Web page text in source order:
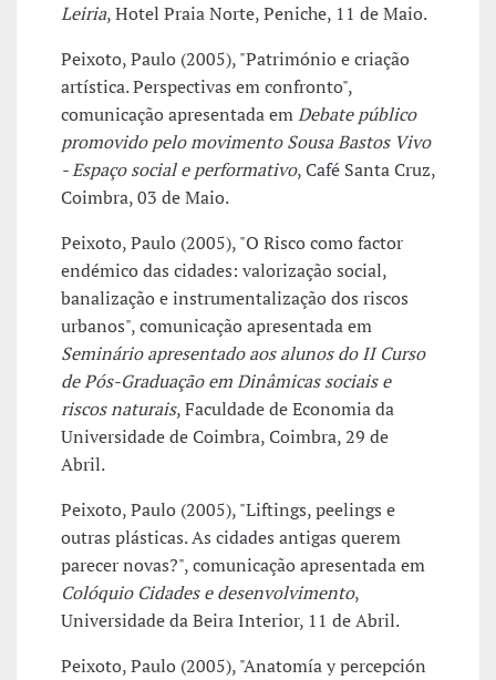
Leiria, Hotel Praia Norte, Peniche, 11 de Maio.
Peixoto, Paulo (2005), "Património e criação
artística. Perspectivas em confronto",
comunicação apresentada emDebate público
promovido pelo movimento Sousa Bastos Vivo
- Espaço social e performativo, Café Santa Cruz,
Coimbra, 03 de Maio.
Peixoto, Paulo (2005), "O Risco como factor
endémico das cidades: valorização social,
banalização e instrumentalização dos riscos
urbanos", comunicação apresentada em
Seminário apresentado aos alunos do II Curso
de Pós-Graduação em Dinâmicas sociais e
riscos naturais, Faculdade de Economia da
Universidade de Coimbra, Coimbra, 29 de
Abril.
Peixoto, Paulo (2005), "Liftings, peelings e
outras plásticas. As cidades antigas querem
parecer novas?", comunicação apresentada em
Colóquio Cidades e desenvolvimento,
Universidade da Beira Interior, 11 de Abril.
Peixoto, Paulo (2005), "Anatomía y percepción